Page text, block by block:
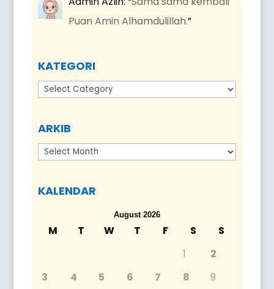
Puan Amin Alhamdulillah.”
KATEGORI
Kategori
ARKIB
Arkib
KALENDAR
August 2026
M T W T F S
S
1
2
3
4 5 6 7 8
9